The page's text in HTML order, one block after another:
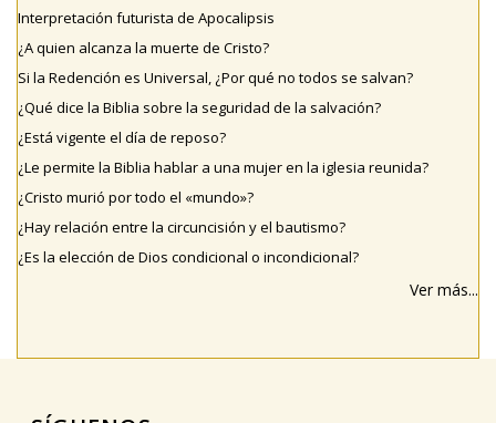
Interpretación futurista de Apocalipsis
¿A quien alcanza la muerte de Cristo?
Si la Redención es Universal, ¿Por qué no todos se salvan?
¿Qué dice la Biblia sobre la seguridad de la salvación?
¿Está vigente el día de reposo?
¿Le permite la Biblia hablar a una mujer en la iglesia reunida?
¿Cristo murió por todo el «mundo»?
¿Hay relación entre la circuncisión y el bautismo?
¿Es la elección de Dios condicional o incondicional?
Ver más...